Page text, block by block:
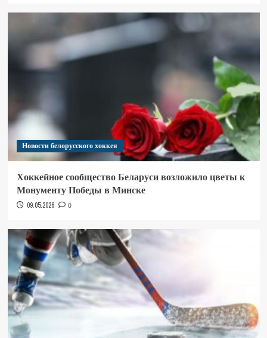
Новости белорусского хоккея
Хоккейное сообщество Беларуси возложило цветы к
Монументу Победы в Минске
09.05.2026 0